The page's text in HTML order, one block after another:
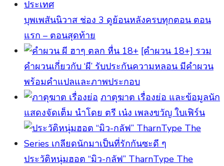
บุพเพสันนิวาส ช่อง 3 ดูย้อนหลังครบทุกตอน ตอน
แรก – ตอนสุดท้าย
[คําผวน 18+] รวม
คำผวนเกี่ยวกับ ‘ผี’ รับประกันความหลอน มีคำผวน
พร้อมคำแปลและภาพประกอบ
ภาตุฆาต เรื่องย่อ และข้อมูลนัก
แสดงจัดเต็ม นำโดย ตรี เน๋ง เพลงขวัญ ใบเฟิร์น
ประวัติหนุ่มฮอต “มิว-กลัฟ” TharnType The